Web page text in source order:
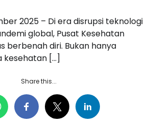
2025 – Di era disrupsi teknologi
global, Pusat Kesehatan
berbenah diri. Bukan hanya
kesehatan […]
Share this...